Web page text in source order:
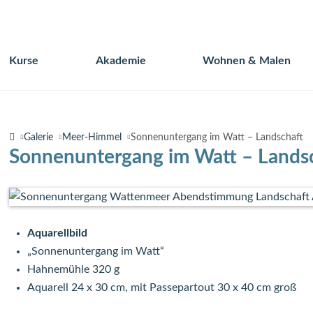
Navigation
Kurse Akademie Wohnen & Malen
Galerie Meer-Himmel Sonnenuntergang im Watt – Landschaft
Sonnenuntergang im Watt –
Aquarellbild
„Sonnenuntergang im Watt“
Hahnemühle 320 g
Aquarell 24 x 30 cm, mit Passepartout 30 x 40 cm groß